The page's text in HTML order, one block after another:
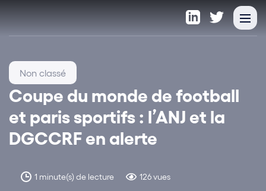
Coupe du monde de football
et paris sportifs : l’ANJ et la
DGCCRF en alerte
1 minute(s) de lecture 126 vues
Non classé